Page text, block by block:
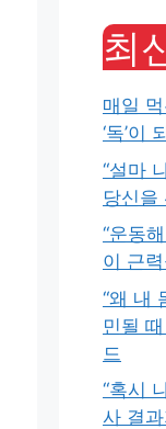
최
매일
‘독’이
“설마
당신을
“운동
이 근
“왜 내
민될
드
“혹시
사 결